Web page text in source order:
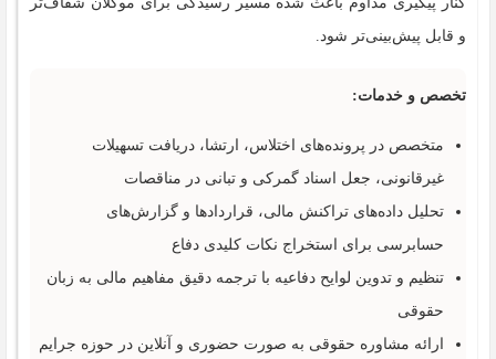
و قابل پیش‌بینی‌تر شود.
تخصص و خدمات:
متخصص در پرونده‌های اختلاس، ارتشا، دریافت تسهیلات
غیرقانونی، جعل اسناد گمرکی و تبانی در مناقصات
تحلیل داده‌های تراکنش مالی، قراردادها و گزارش‌های
حسابرسی برای استخراج نکات کلیدی دفاع
تنظیم و تدوین لوایح دفاعیه با ترجمه دقیق مفاهیم مالی به زبان
حقوقی
ارائه مشاوره حقوقی به ‌صورت حضوری و آنلاین در حوزه جرایم